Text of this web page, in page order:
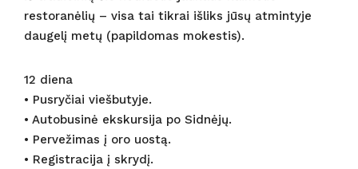
restoranėlių – visa tai tikrai išliks jūsų atmintyje
daugelį metų (papildomas mokestis).
12 diena
• Pusryčiai viešbutyje.
• Autobusinė ekskursija po Sidnėjų.
• Pervežimas į oro uostą.
• Registracija į skrydį.